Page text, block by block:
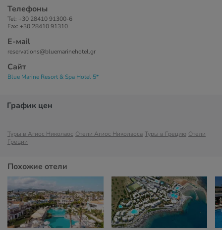
Телефоны
Tel: +30 28410 91300-6
Fax: +30 28410 91310
Е-маil
reservations@bluemarinehotel.gr
Сайт
Blue Marine Resort & Spa Hotel 5*
График цен
Туры в Агиос Николаос Отели Агиос Николаоса Туры в Грецию Отели
Греции
Похожие отели